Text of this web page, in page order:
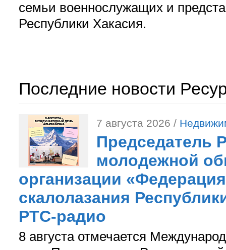
семьи военнослужащих и
Республики Хакасия.
Последние новости
7 августа 2026 /
Председатель
молодежной
организации
скалолазания
РТС-радио
8 августа отмечается